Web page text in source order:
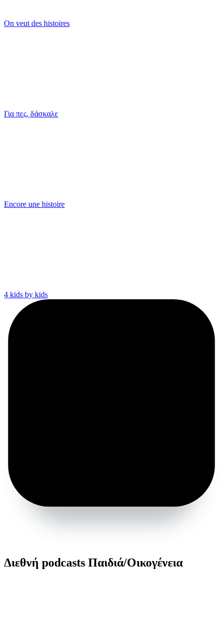
On veut des histoires
Για πες, δάσκαλε
Encore une histoire
4 kids by kids
Διεθνή podcasts Παιδιά/Οικογένεια